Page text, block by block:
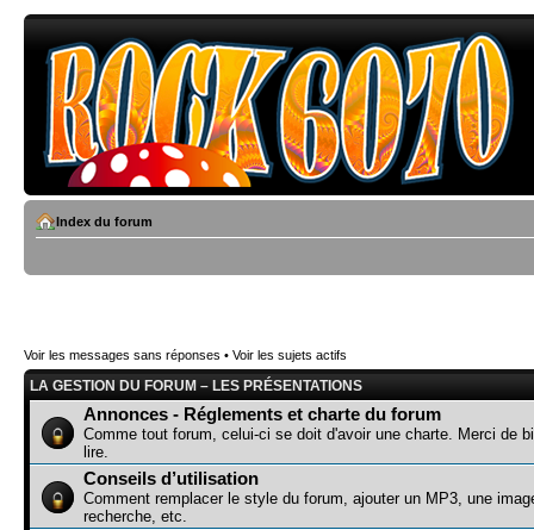
Index du forum
Voir les messages sans réponses • Voir les sujets actifs
LA GESTION DU FORUM – LES PRÉSENTATIONS
Annonces - Réglements et charte du forum
Comme tout forum, celui-ci se doit d'avoir une charte. Merci de
lire.
Conseils d’utilisation
Comment remplacer le style du forum, ajouter un MP3, une
recherche, etc.